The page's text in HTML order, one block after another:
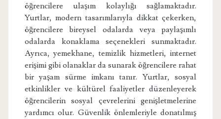
öğrencilere ulaşım kolaylığı sağlamaktadır.
Yurtlar, modern tasarımlarıyla dikkat çekerken,
öğrencilere bireysel odalarda veya paylaşımlı
odalarda konaklama seçenekleri sunmaktadır.
Ayrıca, yemekhane, temizlik hizmetleri, internet
erişimi gibi olanaklar da sunarak öğrencilere rahat
bir yaşam sürme imkanı tanır. Yurtlar, sosyal
etkinlikler ve kültürel faaliyetler düzenleyerek
öğrencilerin sosyal çevrelerini genişletmelerine
yardımcı olur. Güvenlik önlemleriyle donatılmış